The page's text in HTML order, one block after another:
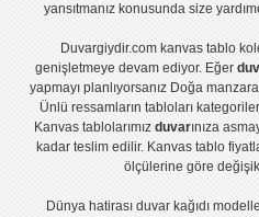
yansıtmanız konusunda size
Duvargiydir.com kanvas tablo
genişletmeye devam ediyor. Eğer
yapmayı planlıyorsanız Doğa
Ünlü ressamların tabloları
Kanvas tablolarımız duvarınıza
kadar teslim edilir. Kanvas tablo
ölçülerine göre
Dünya hatirası duvar kağıdı